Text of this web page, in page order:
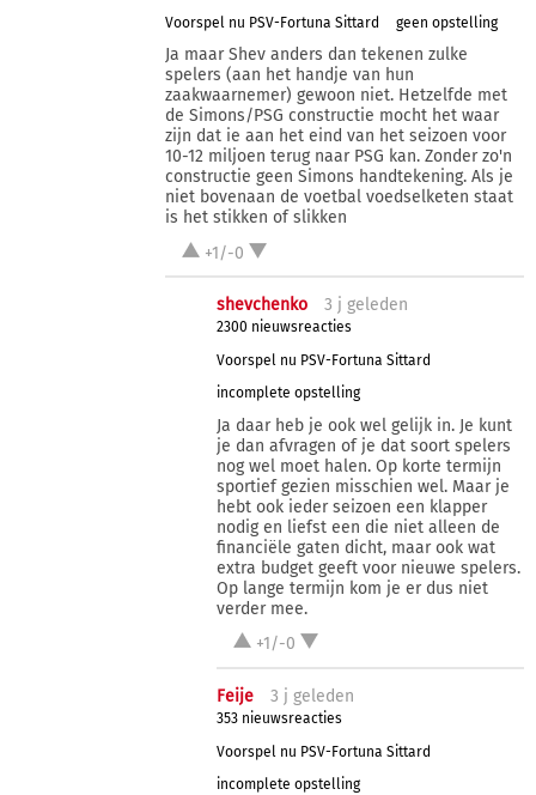
Voorspel nu PSV-Fortuna Sittard
geen opstelling
Ja maar Shev anders dan tekenen zulke
spelers (aan het handje van hun
zaakwaarnemer) gewoon niet. Hetzelfde met
de Simons/PSG constructie mocht het waar
zijn dat ie aan het eind van het seizoen voor
10-12 miljoen terug naar PSG kan. Zonder zo'n
constructie geen Simons handtekening. Als je
niet bovenaan de voetbal voedselketen staat
is het stikken of slikken
+1/-0
shevchenko 3 j geleden
2300 nieuwsreacties
Voorspel nu PSV-Fortuna Sittard
incomplete opstelling
Ja daar heb je ook wel gelijk in. Je kunt
je dan afvragen of je dat soort spelers
nog wel moet halen. Op korte termijn
sportief gezien misschien wel. Maar je
hebt ook ieder seizoen een klapper
nodig en liefst een die niet alleen de
financiële gaten dicht, maar ook wat
extra budget geeft voor nieuwe spelers.
Op lange termijn kom je er dus niet
verder mee.
+1/-0
Feije 3 j geleden
353 nieuwsreacties
Voorspel nu PSV-Fortuna Sittard
incomplete opstelling